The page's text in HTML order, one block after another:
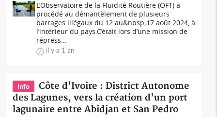
L’Observatoire de la Fluidité Routière (OFT) a
procédé au démantèlement de plusieurs
barrages illégaux du 12 au&nbsp;17 août 2024, à
l’intérieur du pays.C’était lors d’une mission de
répress...
il y a 1 an
Info
Côte d'Ivoire : District Autonome
des Lagunes, vers la création d'un port
lagunaire entre Abidjan et San Pedro